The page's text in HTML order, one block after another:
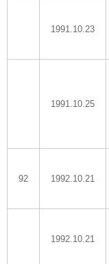
1991.10.23
1991.10.25
92 1992.10.21
1992.10.21